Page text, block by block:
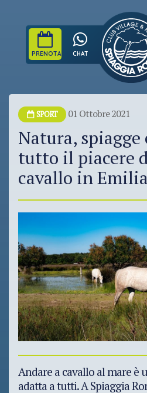
PRENOTA CHAT
SPORT 01 Ottobre 2021
Natura, spiagge
tutto il piacere
cavallo in
Andare a cavallo al mare è
adatta a tutti. A Spiaggia